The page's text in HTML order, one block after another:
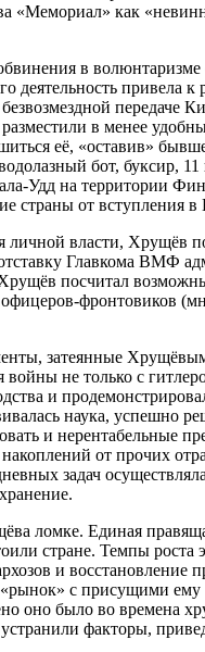
«Мемориал» как
в
деятельность
передаче
в менее
её, «оставив»
бот,
Удд на территории
страны от вступления
личной власти, Хрущёв
Главкома ВМФ
посчитал
фронтовиков
затеянные
войны не только с
и
наука,
и нерентабельные
от прочих
задач
ломке. Единая
стране. Темпы
и
с присущими
оно было во времена
факторы,